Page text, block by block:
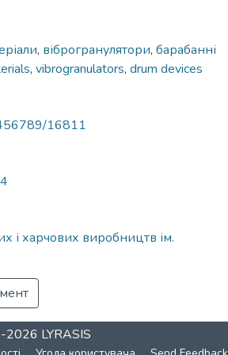
, віброгранулятори, барабанні
, vibrogranulators, drum devices
16811
і харчових виробництв ім.
2026 LYRASIS